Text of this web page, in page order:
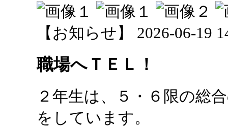
【お知らせ】 2026-06-19
職場へＴＥＬ！
２年生は、５・６限の総
をしています。